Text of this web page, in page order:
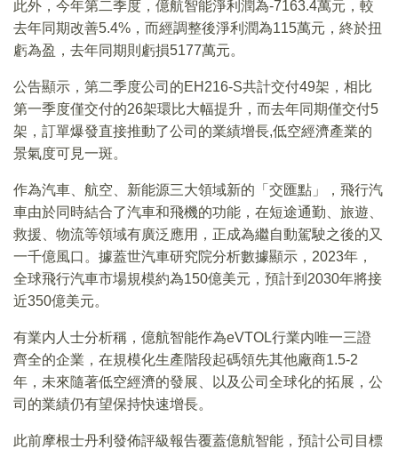
此外，今年第二季度，億航智能淨利潤為-7163.4萬元，較
去年同期改善5.4%，而經調整後淨利潤為115萬元，終於扭
虧為盈，去年同期則虧損5177萬元。
公告顯示，第二季度公司的EH216-S共計交付49架，相比
第一季度僅交付的26架環比大幅提升，而去年同期僅交付5
架，訂單爆發直接推動了公司的業績增長,低空經濟產業的
景氣度可見一斑。
作為汽車、航空、新能源三大領域新的「交匯點」，飛行汽
車由於同時結合了汽車和飛機的功能，在短途通勤、旅遊、
救援、物流等領域有廣泛應用，正成為繼自動駕駛之後的又
一千億風口。據蓋世汽車研究院分析數據顯示，2023年，
全球飛行汽車市場規模約為150億美元，預計到2030年將接
近350億美元。
有業内人士分析稱，億航智能作為eVTOL行業内唯一三證
齊全的企業，在規模化生產階段起碼領先其他廠商1.5-2
年，未來隨著低空經濟的發展、以及公司全球化的拓展，公
司的業績仍有望保持快速增長。
此前摩根士丹利發佈評級報告覆蓋億航智能，預計公司目標